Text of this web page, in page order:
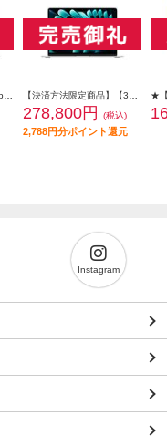
278,800円 (税込)
2,788円分ポイント還元
Instagram